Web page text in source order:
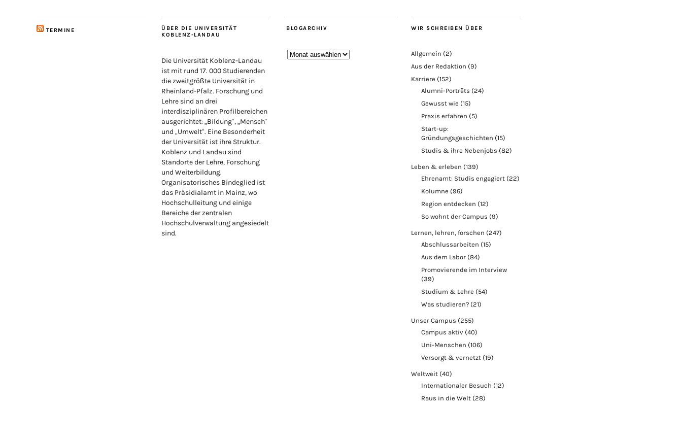
TERMINE
ÜBER DIE UNIVERSITÄT
KOBLENZ-LANDAU
Die Universität Koblenz-Landau
ist mit rund 17. 000 Studierenden
die zweitgrößte Universität in
Rheinland-Pfalz. Forschung und
Lehre sind an drei
interdisziplinären Profilbereichen
ausgerichtet: „Bildung“, „Mensch“
und „Umwelt“. Eine Besonderheit
der Universität ist ihre Struktur.
Koblenz und Landau sind
Standorte der Lehre, Forschung
und Weiterbildung.
Organisatorisches Bindeglied ist
das Präsidialamt in Mainz, wo
Hochschulleitung und einige
Bereiche der zentralen
Hochschulverwaltung angesiedelt
sind.
BLOGARCHIV
Blogarchiv
WIR SCHREIBEN ÜBER
Allgemein (2)
Aus der Redaktion (9)
Karriere (152)
Alumni-Porträts (24)
Gewusst wie (15)
Praxis erfahren (5)
Start-up:
Gründungsgeschichten (15)
Studis & ihre Nebenjobs (82)
Leben & erleben (139)
Ehrenamt: Studis engagiert (22)
Kolumne (96)
Region entdecken (12)
So wohnt der Campus (9)
Lernen, lehren, forschen (247)
Abschlussarbeiten (15)
Aus dem Labor (84)
Promovierende im Interview
(39)
Studium & Lehre (54)
Was studieren? (21)
Unser Campus (255)
Campus aktiv (40)
Uni-Menschen (106)
Versorgt & vernetzt (19)
Weltweit (40)
Internationaler Besuch (12)
Raus in die Welt (28)